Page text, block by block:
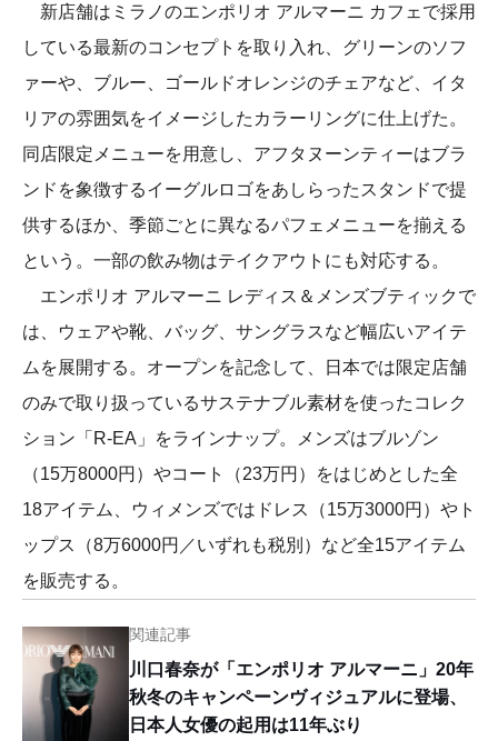
新店舗はミラノのエンポリオ アルマーニ カフェで採用
している最新のコンセプトを取り入れ、グリーンのソフ
ァーや、ブルー、ゴールドオレンジのチェアなど、イタ
リアの雰囲気をイメージしたカラーリングに仕上げた。
同店限定メニューを用意し、アフタヌーンティーはブラ
ンドを象徴するイーグルロゴをあしらったスタンドで提
供するほか、季節ごとに異なるパフェメニューを揃える
という。一部の飲み物はテイクアウトにも対応する。
エンポリオ アルマーニ レディス＆メンズブティックで
は、ウェアや靴、バッグ、サングラスなど幅広いアイテ
ムを展開する。オープンを記念して、日本では限定店舗
のみで取り扱っているサステナブル素材を使ったコレク
ション「R-EA」をラインナップ。メンズはブルゾン
（15万8000円）やコート（23万円）をはじめとした全
18アイテム、ウィメンズではドレス（15万3000円）やト
ップス（8万6000円／いずれも税別）など全15アイテム
を販売する。
関連記事
川口春奈が「エンポリオ アルマーニ」20年
秋冬のキャンペーンヴィジュアルに登場、
日本人女優の起用は11年ぶり